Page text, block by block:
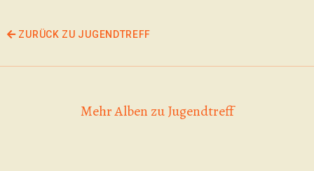
ZURÜCK ZU JUGENDTREFF
Mehr Alben zu Jugendtreff